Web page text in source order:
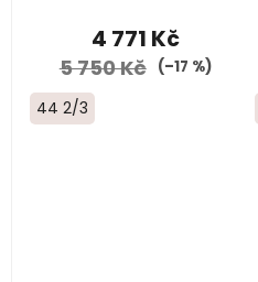
4 771 Kč
5 750 Kč (–17 %)
44 2/3